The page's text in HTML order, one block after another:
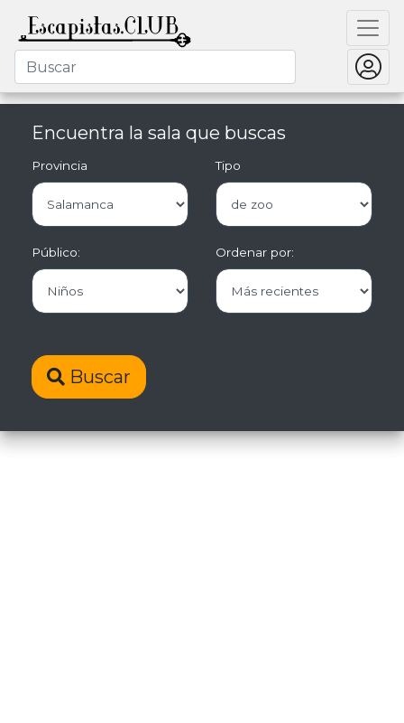
Encuentra la sala que buscas
Provincia Tipo
Público: Ordenar por:
Buscar